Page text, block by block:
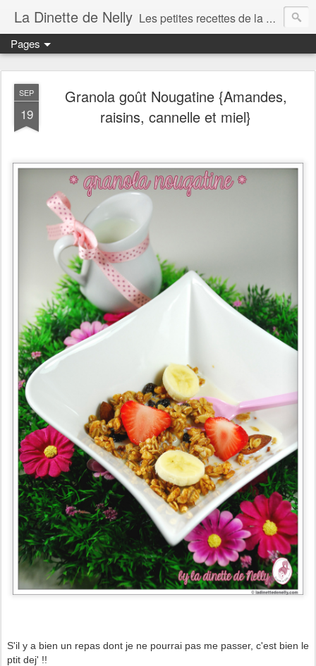
La Dinette de Nelly Les petites recettes de la dinette de Nelly. Des recettes simples, généreuses et gourmandes pour tous les jours c'est tout ça la dinette !
Pages
SEP
19
Granola goût Nougatine {Amandes,
raisins, cannelle et miel}
S'il y a bien un repas dont je ne pourrai pas me passer, c'est bien le
ptit dej' !!